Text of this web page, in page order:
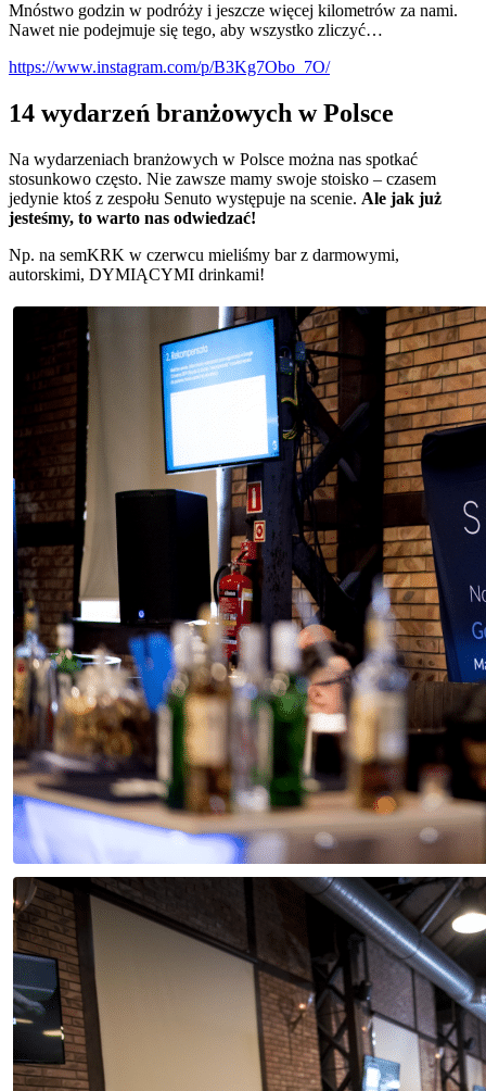
Mnóstwo godzin w podróży i jeszcze więcej kilometrów za nami.
Nawet nie podejmuje się tego, aby wszystko zliczyć…
https://www.instagram.com/p/B3Kg7Obo_7O/
14 wydarzeń branżowych w Polsce
Na wydarzeniach branżowych w Polsce można nas spotkać
stosunkowo często. Nie zawsze mamy swoje stoisko – czasem
jedynie ktoś z zespołu Senuto występuje na scenie. Ale jak już
jesteśmy, to warto nas odwiedzać!
Np. na semKRK w czerwcu mieliśmy bar z darmowymi,
autorskimi, DYMIĄCYMI drinkami!